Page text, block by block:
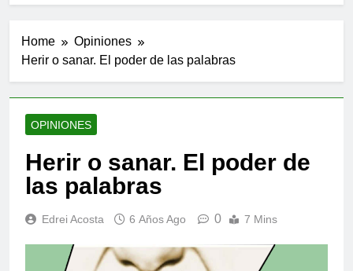
Home
Opiniones
Herir o sanar. El poder de las palabras
OPINIONES
Herir o sanar. El poder de
las palabras
Edrei Acosta 6 Años Ago 0 7 Mins